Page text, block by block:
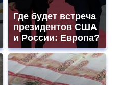
Где будет встреча
президентов США
и России: Европа?